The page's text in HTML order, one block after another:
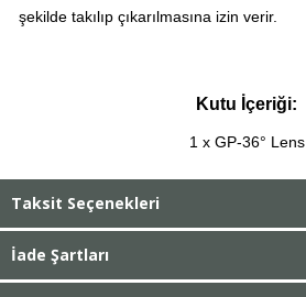
şekilde takılıp çıkarılmasına izin verir.
Kutu İçeriği:
1 x GP-36° Lens
Taksit Seçenekleri
İade Şartları